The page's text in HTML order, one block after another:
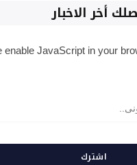
أخر الاخبار
enable JavaScript in your
اشترك